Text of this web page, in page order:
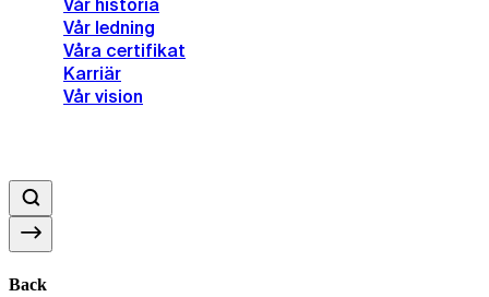
Vår historia
Vår ledning
Våra certifikat
Karriär
Vår vision
Back